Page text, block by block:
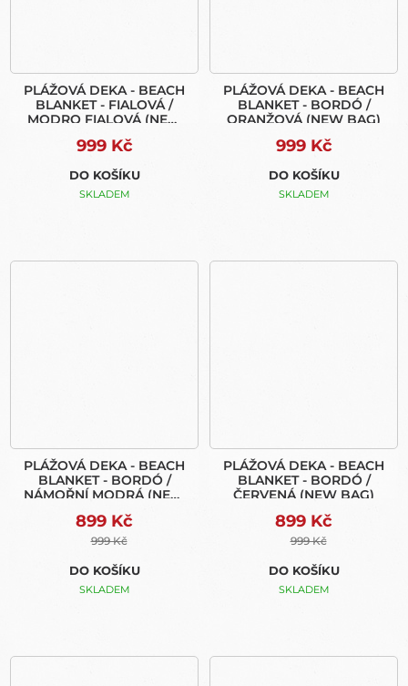
PLÁŽOVÁ DEKA - BEACH
BLANKET - FIALOVÁ /
MODRO FIALOVÁ (NEW
999 Kč
DO KOŠÍKU
SKLADEM
PLÁŽOVÁ DEKA - BEACH
BLANKET - BORDÓ /
ORANŽOVÁ (NEW BAG)
999 Kč
DO KOŠÍKU
SKLADEM
PLÁŽOVÁ DEKA - BEACH
BLANKET - BORDÓ /
NÁMOŘNÍ MODRÁ (NEW
899 Kč
999 Kč
DO KOŠÍKU
SKLADEM
PLÁŽOVÁ DEKA - BEACH
BLANKET - BORDÓ /
ČERVENÁ (NEW BAG)
899 Kč
999 Kč
DO KOŠÍKU
SKLADEM